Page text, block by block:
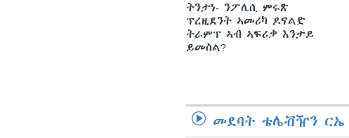
ትንታነ- ንፖሊሲ ምሩጽ
ፕረዚደንት ኣመሪካ ዶናልድ
ትራምፕ ኣብ ኣፍሪቃ እንታይ
ይመስል?
መደባት ቴሌቭዥን ርኤ